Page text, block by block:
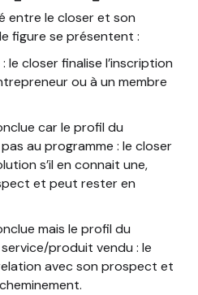
entre le closer et son
figure se présentent :
closer finalise l’inscription
ou à un membre
car le profil du
au programme : le closer
s’il en connait une,
et peut rester en
mais le profil du
produit vendu : le
avec son prospect et